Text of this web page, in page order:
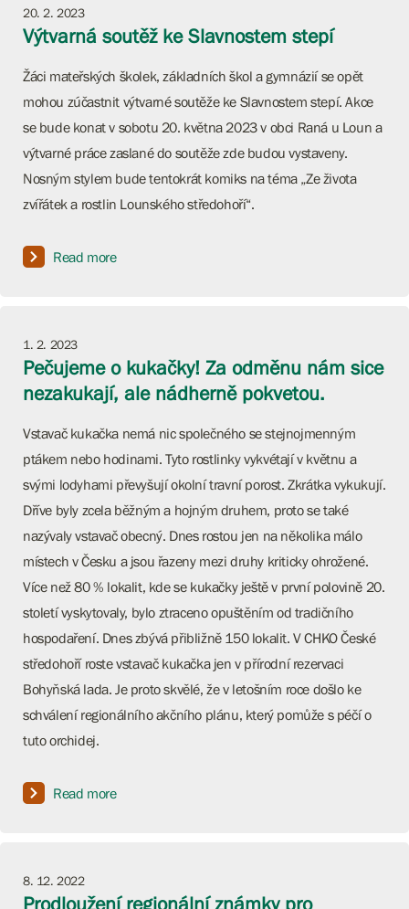
20. 2. 2023
Výtvarná soutěž ke Slavnostem stepí
Žáci mateřských školek, základních škol a gymnázií se opět
mohou zúčastnit výtvarné soutěže ke Slavnostem stepí. Akce
se bude konat v sobotu 20. května 2023 v obci Raná u Loun a
výtvarné práce zaslané do soutěže zde budou vystaveny.
Nosným stylem bude tentokrát komiks na téma „Ze života
zvířátek a rostlin Lounského středohoří“.
Read more
1. 2. 2023
Pečujeme o kukačky! Za odměnu nám sice
nezakukají, ale nádherně pokvetou.
Vstavač kukačka nemá nic společného se stejnojmenným
ptákem nebo hodinami. Tyto rostlinky vykvétají v květnu a
svými lodyhami převyšují okolní travní porost. Zkrátka vykukují.
Dříve byly zcela běžným a hojným druhem, proto se také
nazývaly vstavač obecný. Dnes rostou jen na několika málo
místech v Česku a jsou řazeny mezi druhy kriticky ohrožené.
Více než 80 % lokalit, kde se kukačky ještě v první polovině 20.
století vyskytovaly, bylo ztraceno opuštěním od tradičního
hospodaření. Dnes zbývá přibližně 150 lokalit. V CHKO České
středohoří roste vstavač kukačka jen v přírodní rezervaci
Bohyňská lada. Je proto skvělé, že v letošním roce došlo ke
schválení regionálního akčního plánu, který pomůže s péčí o
tuto orchidej.
Read more
8. 12. 2022
Prodloužení regionální známky pro